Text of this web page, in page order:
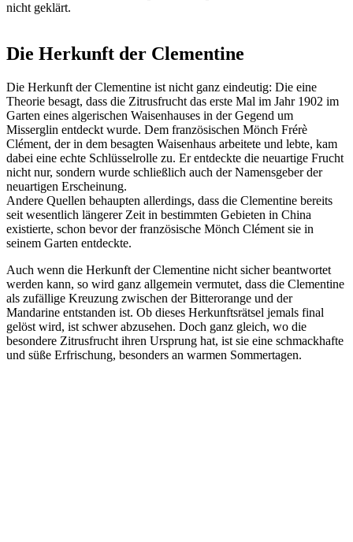
nicht geklärt.
Die Herkunft der Clementine
Die Herkunft der Clementine ist nicht ganz eindeutig: Die eine
Theorie besagt, dass die Zitrusfrucht das erste Mal im Jahr 1902 im
Garten eines algerischen Waisenhauses in der Gegend um
Misserglin entdeckt wurde. Dem französischen Mönch Frérè
Clément, der in dem besagten Waisenhaus arbeitete und lebte, kam
dabei eine echte Schlüsselrolle zu. Er entdeckte die neuartige Frucht
nicht nur, sondern wurde schließlich auch der Namensgeber der
neuartigen Erscheinung.
Andere Quellen behaupten allerdings, dass die Clementine bereits
seit wesentlich längerer Zeit in bestimmten Gebieten in China
existierte, schon bevor der französische Mönch Clément sie in
seinem Garten entdeckte.
Auch wenn die Herkunft der Clementine nicht sicher beantwortet
werden kann, so wird ganz allgemein vermutet, dass die Clementine
als zufällige Kreuzung zwischen der Bitterorange und der
Mandarine entstanden ist. Ob dieses Herkunftsrätsel jemals final
gelöst wird, ist schwer abzusehen. Doch ganz gleich, wo die
besondere Zitrusfrucht ihren Ursprung hat, ist sie eine schmackhafte
und süße Erfrischung, besonders an warmen Sommertagen.